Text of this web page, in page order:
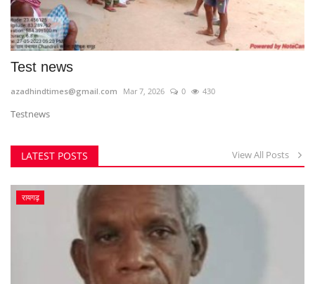
Test news
azadhindtimes@gmail.com Mar 7, 2026 0 430
Testnews
LATEST POSTS View All Posts
रायगढ़